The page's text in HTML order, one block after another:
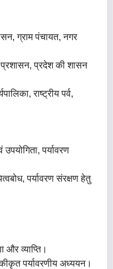
ग्राम पंचायत, नगर
प्रशासन, प्रदेश की शासन
राष्ट्रीय पर्व,
पर्यावरण
पर्यावरण संरक्षण हेतु
और व्याप्ति।
पर्यावरणीय अध्ययन।